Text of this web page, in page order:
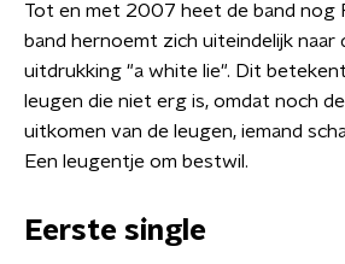
Tot en met 2007 heet de band nog
band hernoemt zich uiteindelijk naar
uitdrukking "a white lie". Dit
leugen die niet erg is, omdat noch
uitkomen van de leugen, iemand
Een leugentje om bestwil.
Eerste single